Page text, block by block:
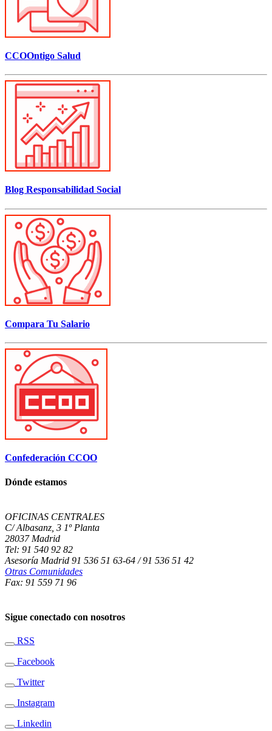
CCOOntigo Salud
Blog Responsabilidad Social
Compara Tu Salario
Confederación CCOO
Dónde estamos
OFICINAS CENTRALES
C/ Albasanz, 3 1º Planta
28037 Madrid
Tel: 91 540 92 82
Asesoría Madrid 91 536 51 63-64 / 91 536 51 42
Otras Comunidades
Fax: 91 559 71 96
Sigue conectado con nosotros
RSS
Facebook
Twitter
Instagram
Linkedin